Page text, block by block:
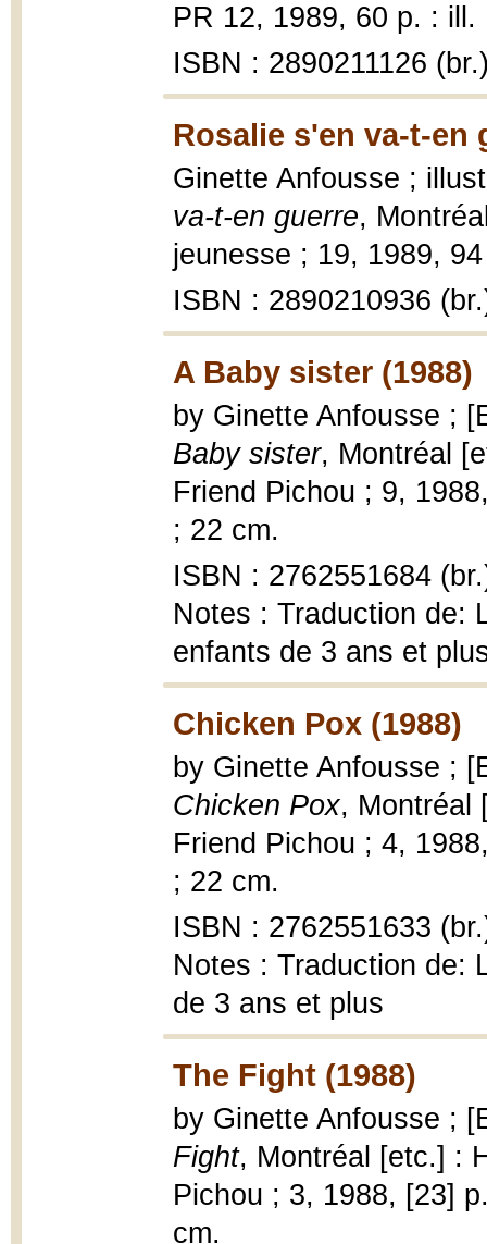
PR 12, 1989, 60 p. : ill.
ISBN : 2890211126
Rosalie s'en va-t-en
Ginette Anfousse ;
va-t-en guerre,
jeunesse ; 19, 1989,
ISBN : 2890210936
A Baby sister (1988)
by Ginette Anfousse ;
Baby sister, Montréal
Friend Pichou ; 9,
; 22 cm.
ISBN : 2762551684
Notes : Traduction de:
enfants de 3 ans et
Chicken Pox (1988)
by Ginette Anfousse ;
Chicken Pox, Montréal
Friend Pichou ; 4,
; 22 cm.
ISBN : 2762551633
Notes : Traduction de:
de 3 ans et plus
The Fight (1988)
by Ginette Anfousse ;
Fight, Montréal [etc.] :
Pichou ; 3, 1988, [23]
cm.